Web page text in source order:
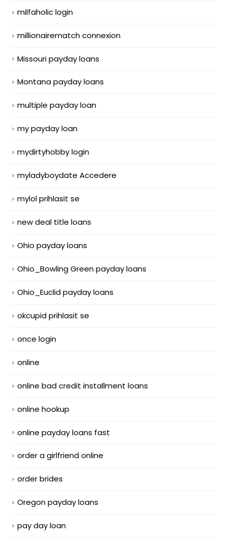
milfaholic login
millionairematch connexion
Missouri payday loans
Montana payday loans
multiple payday loan
my payday loan
mydirtyhobby login
myladyboydate Accedere
mylol prihlasit se
new deal title loans
Ohio payday loans
Ohio_Bowling Green payday loans
Ohio_Euclid payday loans
okcupid prihlasit se
once login
online
online bad credit installment loans
online hookup
online payday loans fast
order a girlfriend online
order brides
Oregon payday loans
pay day loan